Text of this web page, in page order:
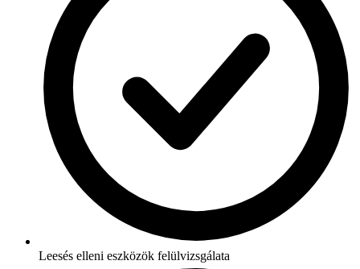
Leesés elleni eszközök felülvizsgálata